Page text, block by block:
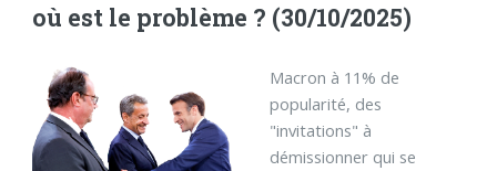
où est le problème ? (30/10/2025)
Macron à 11% de
popularité, des
"invitations" à
démissionner qui se